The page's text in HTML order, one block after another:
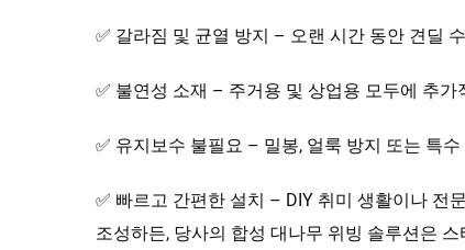
✅ 갈라짐 및 균열 방지 – 오랜 시간 동안 견딜
✅ 불연성 소재 – 주거용 및 상업용 모두에 추가
✅ 유지보수 불필요 – 밀봉, 얼룩 방지 또는 특
✅ 빠르고 간편한 설치 – DIY 취미 생활이나 전
조성하든, 당사의 합성 대나무 위빙 솔루션은